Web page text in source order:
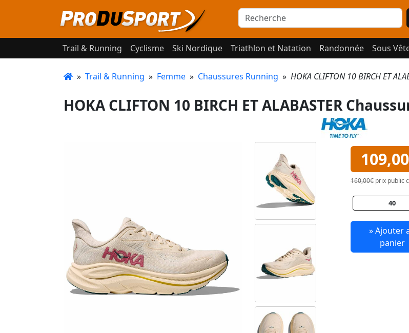
Trail & Running Cyclisme Ski Nordique Triathlon et Natation Randonnée Sous
» Trail & Running » Femme » Chaussures Running » HOKA CLIFTON 10 BIRCH ET
HOKA CLIFTON 10 BIRCH ET ALABASTER
160,00€ prix public
40
» Ajouter
panier